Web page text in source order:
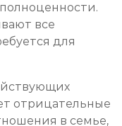
все
для
отрицательные
в семье,